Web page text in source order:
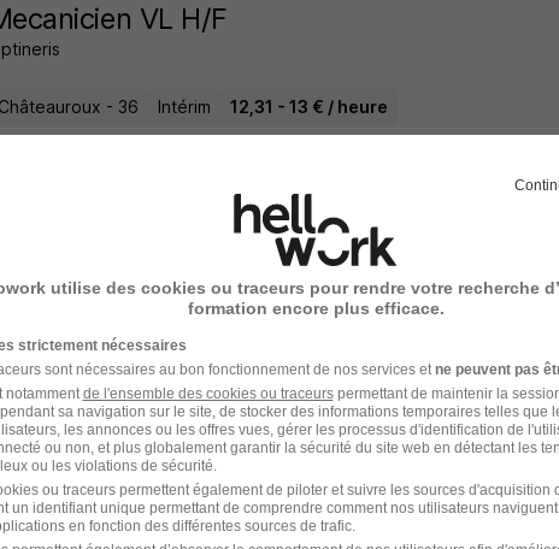
VL H/F
Châteauroux - 36 Intérim 12,31 - 13 € / heure
H/F
- 36 CDI
y a 4 heures
utilise des cookies ou traceurs pour rendre votre recherche
formation encore plus efficace.
strictement nécessaires
sont nécessaires au bon fonctionnement de nos services et ne peuvent pas
notamment de l'ensemble des cookies ou traceurspermettant de maintenir la
sa navigation sur le site, de stocker des informations temporaires telles que
les annonces ou les offres vues, gérer les processus d'identification de
ou non, et plus globalement garantir la sécurité du site web en détectant les
ou les violations de sécurité.
ou traceurs permettent également de piloter et suivre les sources d'acquisition
un identifiant unique permettant de comprendre comment nos utilisateurs
en fonction des différentes sources de trafic.